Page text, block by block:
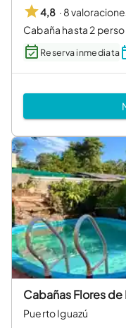
4,8 · 8
Cabaña hasta 2
Reserva inmediata
Cabañas Flores
Puerto Iguazú